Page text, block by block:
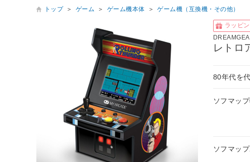
トップ ＞ ゲーム ＞ ゲーム機本体 ＞ ゲーム機（互換機・その他）
ラッピ
レトロ
80年代を
ソフマッ
ソフマッ